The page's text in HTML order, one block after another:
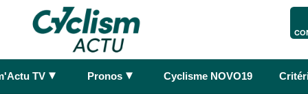
TV ► Pronos ► Cyclisme NOVO19